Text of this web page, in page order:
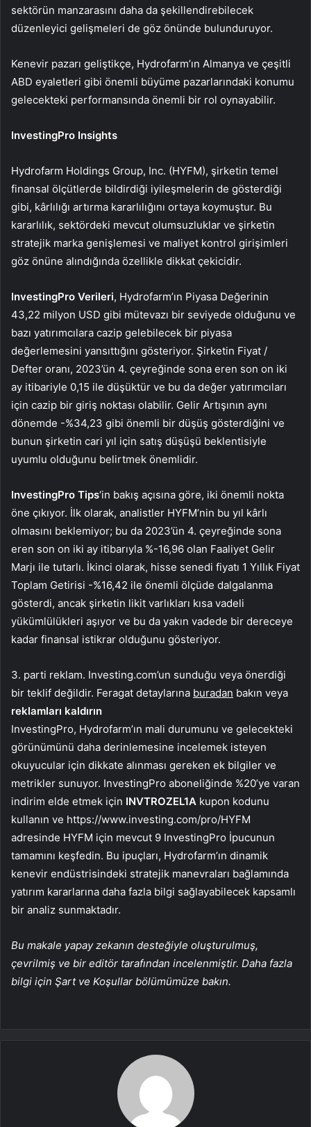
sektörün manzarasını daha da şekillendirebilecek
düzenleyici gelişmeleri de göz önünde bulunduruyor.
Kenevir pazarı geliştikçe, Hydrofarm’ın Almanya ve çeşitli
ABD eyaletleri gibi önemli büyüme pazarlarındaki konumu
gelecekteki performansında önemli bir rol oynayabilir.
InvestingPro Insights
Hydrofarm Holdings Group, Inc. (HYFM), şirketin temel
finansal ölçütlerde bildirdiği iyileşmelerin de gösterdiği
gibi, kârlılığı artırma kararlılığını ortaya koymuştur. Bu
kararlılık, sektördeki mevcut olumsuzluklar ve şirketin
stratejik marka genişlemesi ve maliyet kontrol girişimleri
göz önüne alındığında özellikle dikkat çekicidir.
InvestingPro Verileri, Hydrofarm’ın Piyasa Değerinin
43,22 milyon USD gibi mütevazı bir seviyede olduğunu ve
bazı yatırımcılara cazip gelebilecek bir piyasa
değerlemesini yansıttığını gösteriyor. Şirketin Fiyat /
Defter oranı, 2023’ün 4. çeyreğinde sona eren son on iki
ay itibariyle 0,15 ile düşüktür ve bu da değer yatırımcıları
için cazip bir giriş noktası olabilir. Gelir Artışının aynı
dönemde -%34,23 gibi önemli bir düşüş gösterdiğini ve
bunun şirketin cari yıl için satış düşüşü beklentisiyle
uyumlu olduğunu belirtmek önemlidir.
InvestingPro Tips‘in bakış açısına göre, iki önemli nokta
öne çıkıyor. İlk olarak, analistler HYFM’nin bu yıl kârlı
olmasını beklemiyor; bu da 2023’ün 4. çeyreğinde sona
eren son on iki ay itibarıyla %-16,96 olan Faaliyet Gelir
Marjı ile tutarlı. İkinci olarak, hisse senedi fiyatı 1 Yıllık Fiyat
Toplam Getirisi -%16,42 ile önemli ölçüde dalgalanma
gösterdi, ancak şirketin likit varlıkları kısa vadeli
yükümlülükleri aşıyor ve bu da yakın vadede bir dereceye
kadar finansal istikrar olduğunu gösteriyor.
3. parti reklam. Investing.com’un sunduğu veya önerdiği
bir teklif değildir. Feragat detaylarına buradan bakın veya
reklamları kaldırın
InvestingPro, Hydrofarm’ın mali durumunu ve gelecekteki
görünümünü daha derinlemesine incelemek isteyen
okuyucular için dikkate alınması gereken ek bilgiler ve
metrikler sunuyor. InvestingPro aboneliğinde %20’ye varan
indirim elde etmek için INVTROZEL1A kupon kodunu
kullanın ve https://www.investing.com/pro/HYFM
adresinde HYFM için mevcut 9 InvestingPro İpucunun
tamamını keşfedin. Bu ipuçları, Hydrofarm’ın dinamik
kenevir endüstrisindeki stratejik manevraları bağlamında
yatırım kararlarına daha fazla bilgi sağlayabilecek kapsamlı
bir analiz sunmaktadır.
Bu makale yapay zekanın desteğiyle oluşturulmuş,
çevrilmiş ve bir editör tarafından incelenmiştir. Daha fazla
bilgi için Şart ve Koşullar bölümümüze bakın.